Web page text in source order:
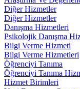
Diğer Hizmetler
Diğer Hizmetler
Danışma Hizmetleri
Psikolojik Danışma
Bilgi Verme Hizmeti
Bilgi Verme Hizmetleri
Öğrenciyi Tanıma
Öğrenciyi Tanıma
Hizmet Birimleri